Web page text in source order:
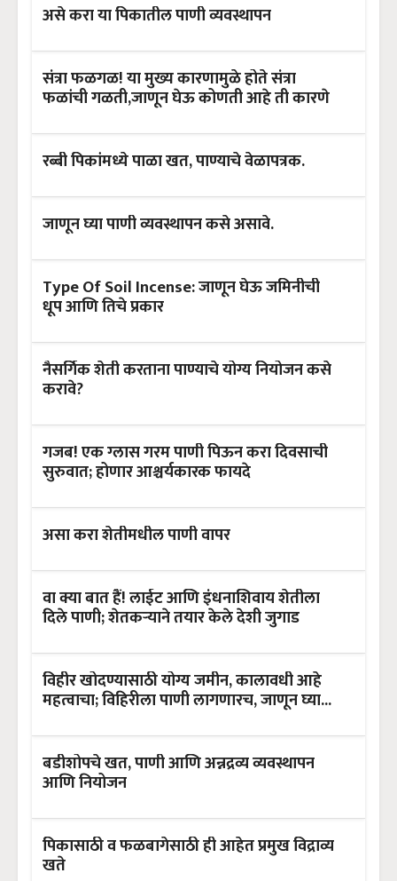
असे करा या पिकातील पाणी व्यवस्थापन
संत्रा फळगळ! या मुख्य कारणामुळे होते संत्रा
फळांची गळती,जाणून घेऊ कोणती आहे ती कारणे
रब्बी पिकांमध्ये पाळा खत, पाण्याचे वेळापत्रक.
जाणून घ्या पाणी व्यवस्थापन कसे असावे.
Type Of Soil Incense: जाणून घेऊ जमिनीची
धूप आणि तिचे प्रकार
नैसर्गिक शेती करताना पाण्याचे योग्य नियोजन कसे
करावे?
गजब! एक ग्लास गरम पाणी पिऊन करा दिवसाची
सुरुवात; होणार आश्चर्यकारक फायदे
असा करा शेतीमधील पाणी वापर
वा क्या बात हैं! लाईट आणि इंधनाशिवाय शेतीला
दिले पाणी; शेतकऱ्याने तयार केले देशी जुगाड
विहीर खोदण्यासाठी योग्य जमीन, कालावधी आहे
महत्वाचा; विहिरीला पाणी लागणारच, जाणून घ्या...
बडीशोपचे खत, पाणी आणि अन्नद्रव्य व्यवस्थापन
आणि नियोजन
पिकासाठी व फळबागेसाठी ही आहेत प्रमुख विद्राव्य
खते